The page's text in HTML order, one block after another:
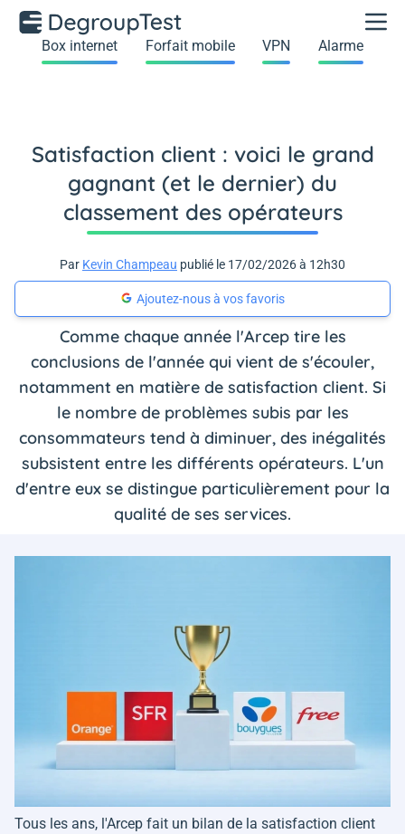
Box internet Forfait mobile VPN Alarme
Satisfaction client : voici le grand
gagnant (et le dernier) du
classement des opérateurs
Par Kevin Champeau publié le 17/02/2026 à 12h30
Ajoutez-nous à vos favoris
Comme chaque année l'Arcep tire les
conclusions de l'année qui vient de s'écouler,
notamment en matière de satisfaction client. Si
le nombre de problèmes subis par les
consommateurs tend à diminuer, des inégalités
subsistent entre les différents opérateurs. L'un
d'entre eux se distingue particulièrement pour la
qualité de ses services.
Tous les ans, l'Arcep fait un bilan de la satisfaction client